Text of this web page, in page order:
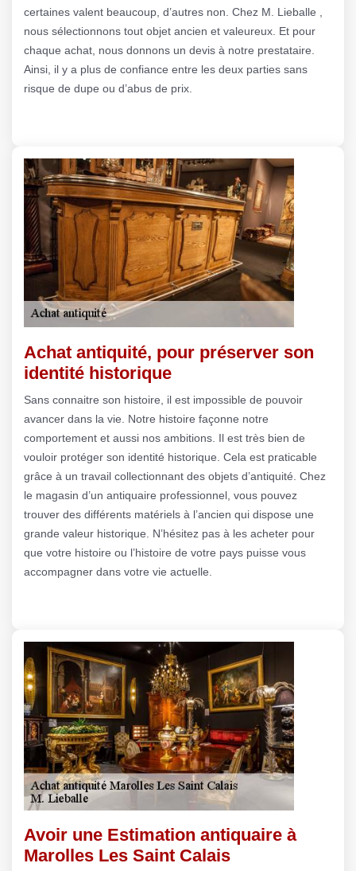
certaines valent beaucoup, d’autres non. Chez M. Lieballe ,
nous sélectionnons tout objet ancien et valeureux. Et pour
chaque achat, nous donnons un devis à notre prestataire.
Ainsi, il y a plus de confiance entre les deux parties sans
risque de dupe ou d’abus de prix.
Achat antiquité, pour préserver son
identité historique
Sans connaitre son histoire, il est impossible de pouvoir
avancer dans la vie. Notre histoire façonne notre
comportement et aussi nos ambitions. Il est très bien de
vouloir protéger son identité historique. Cela est praticable
grâce à un travail collectionnant des objets d’antiquité. Chez
le magasin d’un antiquaire professionnel, vous pouvez
trouver des différents matériels à l’ancien qui dispose une
grande valeur historique. N’hésitez pas à les acheter pour
que votre histoire ou l’histoire de votre pays puisse vous
accompagner dans votre vie actuelle.
Avoir une Estimation antiquaire à
Marolles Les Saint Calais